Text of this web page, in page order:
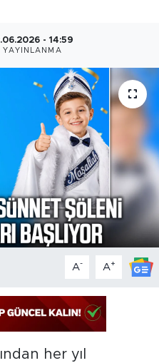
- 14:59
YAYINLANMA
A- A+
her yıl